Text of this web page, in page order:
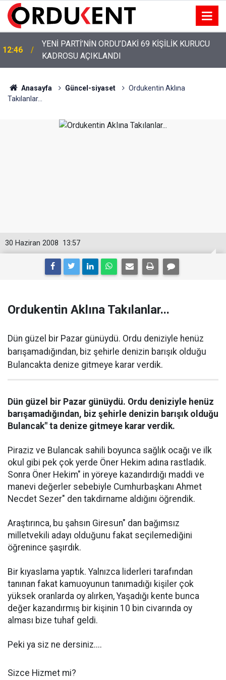
12:46
YENİ PARTİ’NİN ORDU’DAKİ 69 KİŞİLİK KURUCU
KADROSU AÇIKLANDI
12:22
YENİ PARTİ ALTINORDU’DA KURUCU YÖNETİMİNİ
AÇIKLADI
Anasayfa Güncel-siyaset
Ordukentin Aklına
Takılanlar...
13:57
30 Haziran 2008
Ordukentin Aklına Takılanlar...
Dün güzel bir Pazar günüydü. Ordu deniziyle henüz
barışamadığından, biz şehirle denizin barışık olduğu
Bulancakta denize gitmeye karar verdik.
Dün güzel bir Pazar günüydü. Ordu deniziyle henüz
barışamadığından, biz şehirle denizin barışık olduğu
Bulancak" ta denize gitmeye karar verdik.
Piraziz ve Bulancak sahili boyunca sağlık ocağı ve ilk
okul gibi pek çok yerde Öner Hekim adına rastladık.
Sonra Öner Hekim" in yöreye kazandırdığı maddi ve
manevi değerler sebebiyle Cumhurbaşkanı Ahmet
Necdet Sezer" den takdirname aldığını öğrendik.
Araştırınca, bu şahsın Giresun" dan bağımsız
milletvekili adayı olduğunu fakat seçilemediğini
öğrenince şaşırdık.
Bir kıyaslama yaptık. Yalnızca liderleri tarafından
tanınan fakat kamuoyunun tanımadığı kişiler çok
yüksek oranlarda oy alırken, Yaşadığı kente bunca
değer kazandırmış bir kişinin 10 bin civarında oy
alması bize tuhaf geldi.
Peki ya siz ne dersiniz....
Sizce Hizmet mi?